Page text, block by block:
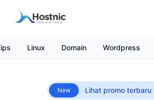
Linux Domain Wordpress
New Lihat promo terbaru